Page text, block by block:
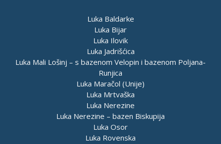
Luka Baldarke
Luka Bijar
Luka Ilovik
Luka Jadrišćica
Luka Mali Lošinj – s bazenom Velopin i bazenom Poljana-
Runjica
Luka Maračol (Unije)
Luka Mrtvaška
Luka Nerezine
Luka Nerezine – bazen Biskupija
Luka Osor
Luka Rovenska